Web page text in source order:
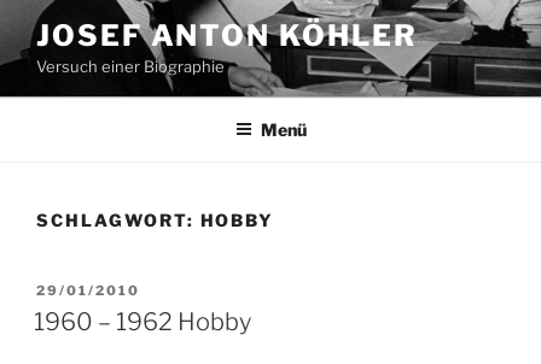
Inhalt
springen
JOSEF ANTON KÖHLER
Versuch einer Biographie
Menü
SCHLAGWORT: HOBBY
VERÖFFENTLICHT
AM
29/01/2010
1960 – 1962 Hobby